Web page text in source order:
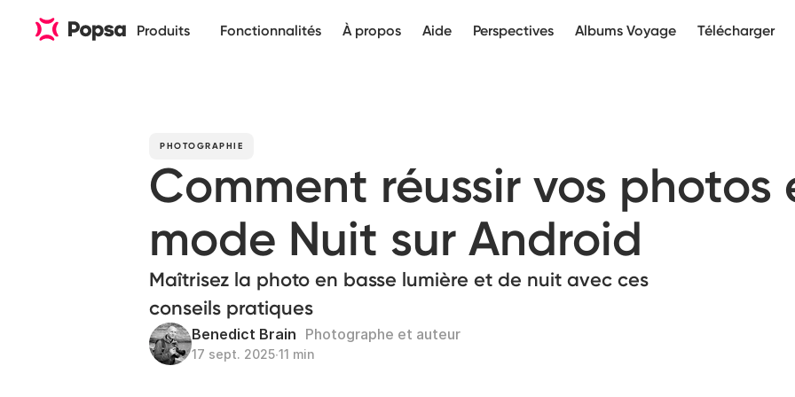
Produits Fonctionnalités À propos Aide Perspectives Albums Voyage Télécharger
PHOTOGRAPHIE
Comment réussir vos photos
mode Nuit sur Android
Maîtrisez la photo en basse lumière et de nuit avec ces
conseils pratiques
Benedict Brain Photographe et auteur
17 sept. 2025∙11 min